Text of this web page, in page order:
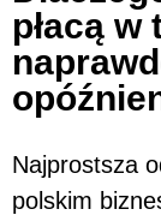
płacą
Najprostsza
polskim